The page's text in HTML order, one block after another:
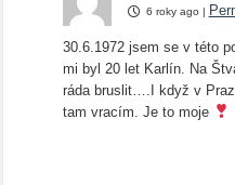
6 roky ago |
30.6.1972 jsem se v této
mi byl 20 let Karlín. Na
ráda bruslit….I když v
tam vracím. Je to moje